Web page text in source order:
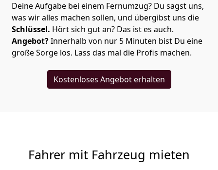
Deine Aufgabe bei einem Fernumzug? Du sagst uns,
was wir alles machen sollen, und übergibst uns die
Schlüssel. Hört sich gut an? Das ist es auch.
Angebot?Innerhalb von nur 5 Minuten bist Du eine
große Sorge los. Lass das mal die Profis machen.
Kostenloses Angebot erhalten
Fahrer mit Fahrzeug mieten